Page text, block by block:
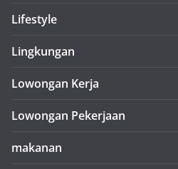
Lifestyle
Lingkungan
Lowongan Kerja
Lowongan Pekerjaan
makanan